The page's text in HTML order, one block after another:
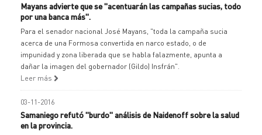
Mayans advierte que se "acentuarán las campañas sucias, todo
por una banca más".
Para el senador nacional José Mayans, "toda la campaña sucia
acerca de una Formosa convertida en narco estado, o de
impunidad y zona liberada que se habla falazmente, apunta a
dañar la imagen del gobernador (Gildo) Insfrán".
Leer más
03-11-2016
Samaniego refutó "burdo" análisis de Naidenoff sobre la salud
en la provincia.